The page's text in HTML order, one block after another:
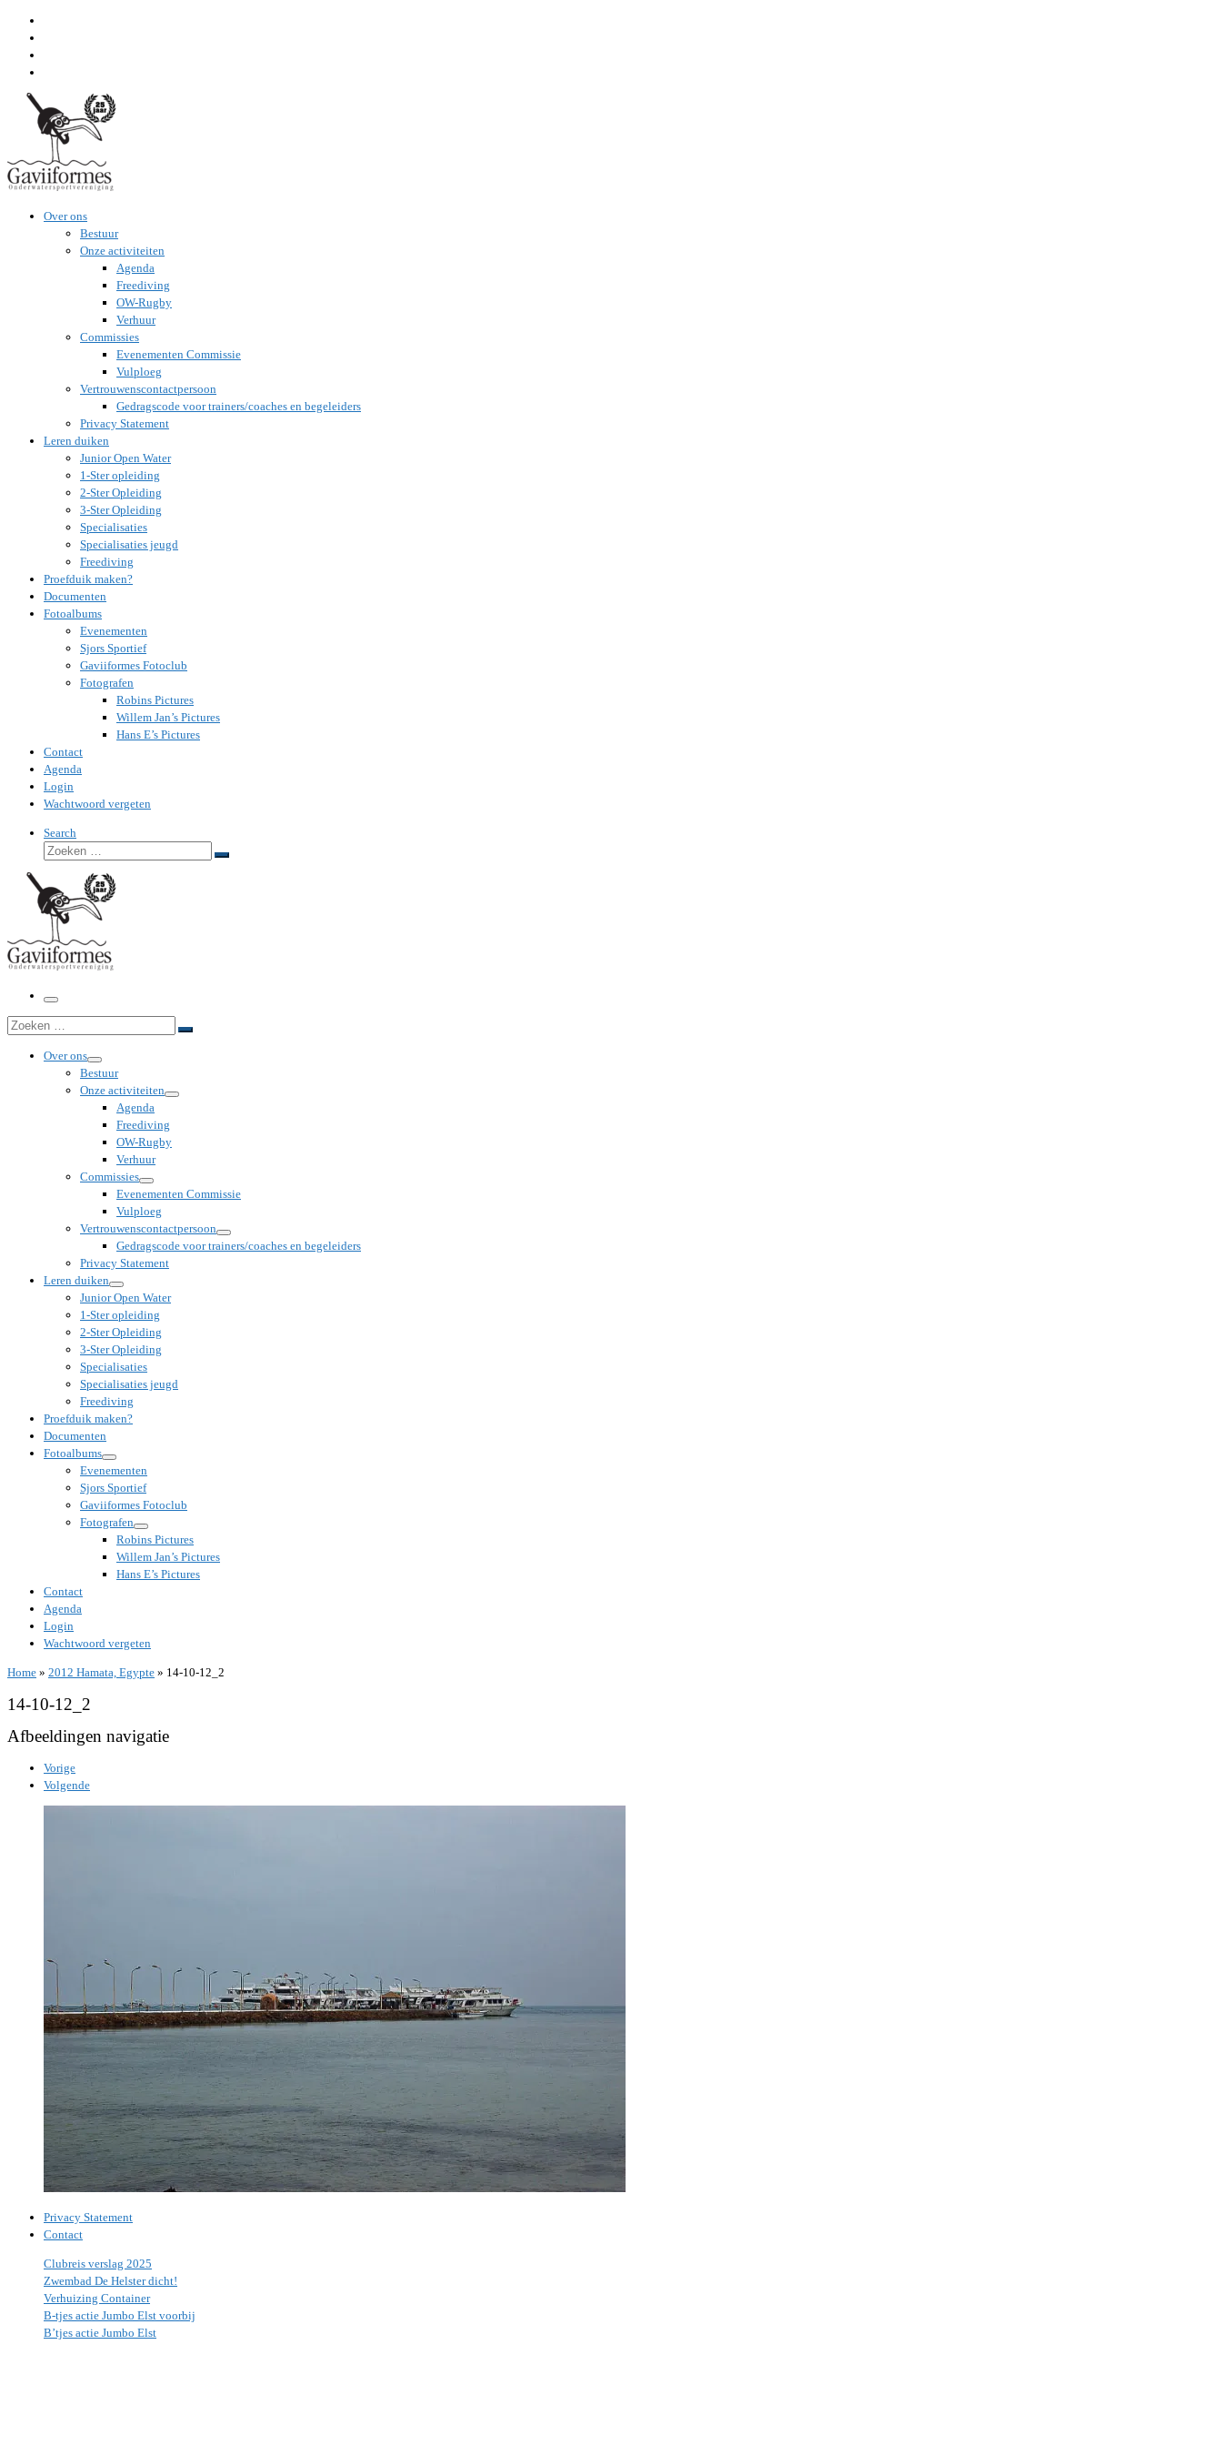
inhoud
Over ons
Bestuur
Onze activiteiten
Agenda
Freediving
OW-Rugby
Verhuur
Commissies
Evenementen Commissie
Vulploeg
Vertrouwenscontactpersoon
Gedragscode voor trainers/coaches en begeleiders
Privacy Statement
Leren duiken
Junior Open Water
1-Ster opleiding
2-Ster Opleiding
3-Ster Opleiding
Specialisaties
Specialisaties jeugd
Freediving
Proefduik maken?
Documenten
Fotoalbums
Evenementen
Sjors Sportief
Gaviiformes Fotoclub
Fotografen
Robins Pictures
Willem Jan’s Pictures
Hans E’s Pictures
Contact
Agenda
Login
Wachtwoord vergeten
Search
Zoeken
Zoeken
Menu
Zoeken
Zoeken
Over ons
Bestuur
Onze activiteiten
Agenda
Freediving
OW-Rugby
Verhuur
Commissies
Evenementen Commissie
Vulploeg
Vertrouwenscontactpersoon
Gedragscode voor trainers/coaches en begeleiders
Privacy Statement
Leren duiken
Junior Open Water
1-Ster opleiding
2-Ster Opleiding
3-Ster Opleiding
Specialisaties
Specialisaties jeugd
Freediving
Proefduik maken?
Documenten
Fotoalbums
Evenementen
Sjors Sportief
Gaviiformes Fotoclub
Fotografen
Robins Pictures
Willem Jan’s Pictures
Hans E’s Pictures
Contact
Agenda
Login
Wachtwoord vergeten
Home » 2012 Hamata, Egypte » 14-10-12_2
14-10-12_2
Afbeeldingen navigatie
Vorige
Volgende
Privacy Statement
Contact
Clubreis verslag 2025
Zwembad De Helster dicht!
Verhuizing Container
B-tjes actie Jumbo Elst voorbij
B’tjes actie Jumbo Elst